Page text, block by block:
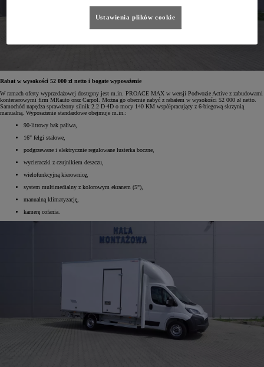
Rabat w wysokości 52 000 zł netto i bogate wyposażenie
W ramach oferty wyprzedażowej dostępny jest m.in. PROACE MAX w wersji Podwozie Active z zabudowami
kontenerowymi firm MRauto oraz Carpol. Można go obecnie nabyć z rabatem w wysokości 52 000 zł netto.
Samochód napędza sprawdzony silnik 2.2 D-4D o mocy 140 KM współpracujący z 6-biegową skrzynią
manualną. Wyposażenie standardowe obejmuje m.in.:
90-litrowy bak paliwa,
16" felgi stalowe,
podgrzewane i elektrycznie regulowane lusterka boczne,
wycieraczki z czujnikiem deszczu,
wielofunkcyjną kierownicę,
system multimedialny z kolorowym ekranem (5"),
manualną klimatyzację,
kamerę cofania.
Ustawienia plików cookie